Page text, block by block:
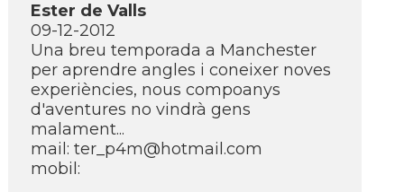
Ester de Valls
09-12-2012
Una breu temporada a Manchester
per aprendre angles i coneixer noves
experiències, nous compoanys
d'aventures no vindrà gens
malament...
mail: ter_p4m@hotmail.com
mobil: